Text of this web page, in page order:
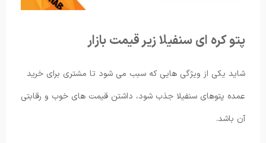
پتو کره ای سنفیلا زیر قیمت بازار
شاید یکی از ویژگی هایی که سبب می شود تا مشتری برای خرید
عمده پتوهای سنفیلا جذب شود، داشتن قیمت های خوب و رقابتی
آن باشد.